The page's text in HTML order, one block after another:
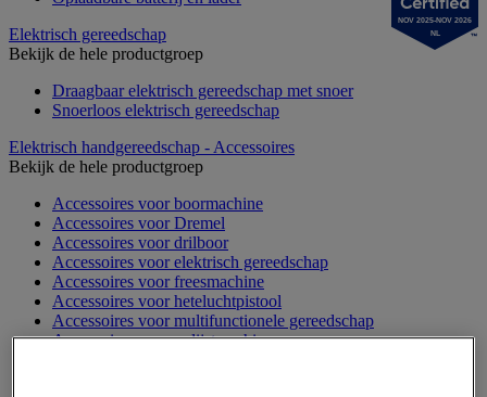
Elektrisch gereedschap
Bekijk de hele productgroep
Draagbaar elektrisch gereedschap met snoer
Snoerloos elektrisch gereedschap
Elektrisch handgereedschap - Accessoires
Bekijk de hele productgroep
Accessoires voor boormachine
Accessoires voor Dremel
Accessoires voor drilboor
Accessoires voor elektrisch gereedschap
Accessoires voor freesmachine
Accessoires voor heteluchtpistool
Accessoires voor multifunctionele gereedschap
Accessoires voor polijstmachine
NOV 2025-NOV 2026
NL